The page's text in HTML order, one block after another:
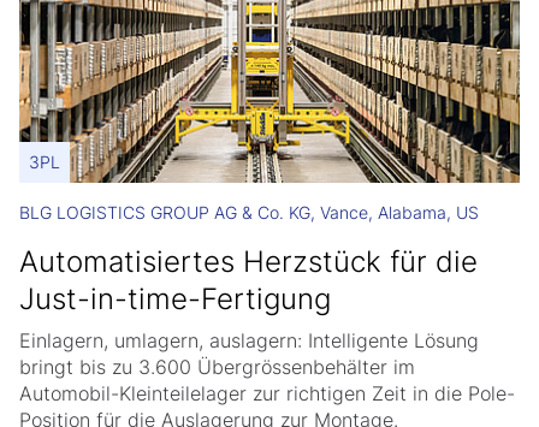
3PL
BLG LOGISTICS GROUP AG & Co. KG, Vance, Alabama, US
Automatisiertes Herzstück für die
Just-in-time-Fertigung
Einlagern, umlagern, auslagern: Intelligente Lösung
bringt bis zu 3.600 Übergrössenbehälter im
Automobil-Kleinteilelager zur richtigen Zeit in die Pole-
Position für die Auslagerung zur Montage.